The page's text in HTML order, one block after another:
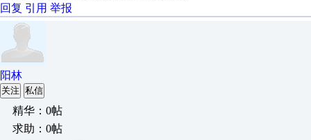
回复 引用 举报
阳林
关注 私信
精华：0帖
求助：0帖